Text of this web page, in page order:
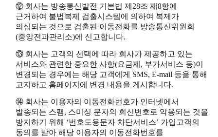
⑫ 회사는 방송통신발전 기본법 제28조 제8항에
근거하여 불법복제 검출시스템에 의하여 복제가
의심되는 것으로 검출된 이동전화를 방송통신위원회
(중앙전파관리소)에 신고합니다.
⑬ 회사는 고객의 선택에 따라 회사가 제공하고 있는
서비스와 관련한 중요한 사항(요금제, 부가서비스 등)이
변경되는 경우에는 해당 고객에게 SMS, E-mail 등을 통해
고지하고 홈페이지에 변경 내용을 게시합니다.
⑭ 회사는 이용자의 이동전화번호가 인터넷에서
발송되는 스팸, 스미싱 문자의 회신번호로 악용되는 것을
방지하기 위해 ‘번호도용문자 차단서비스’ 가입고객의
동의를 받아 해당 이용자의 이동전화번호를